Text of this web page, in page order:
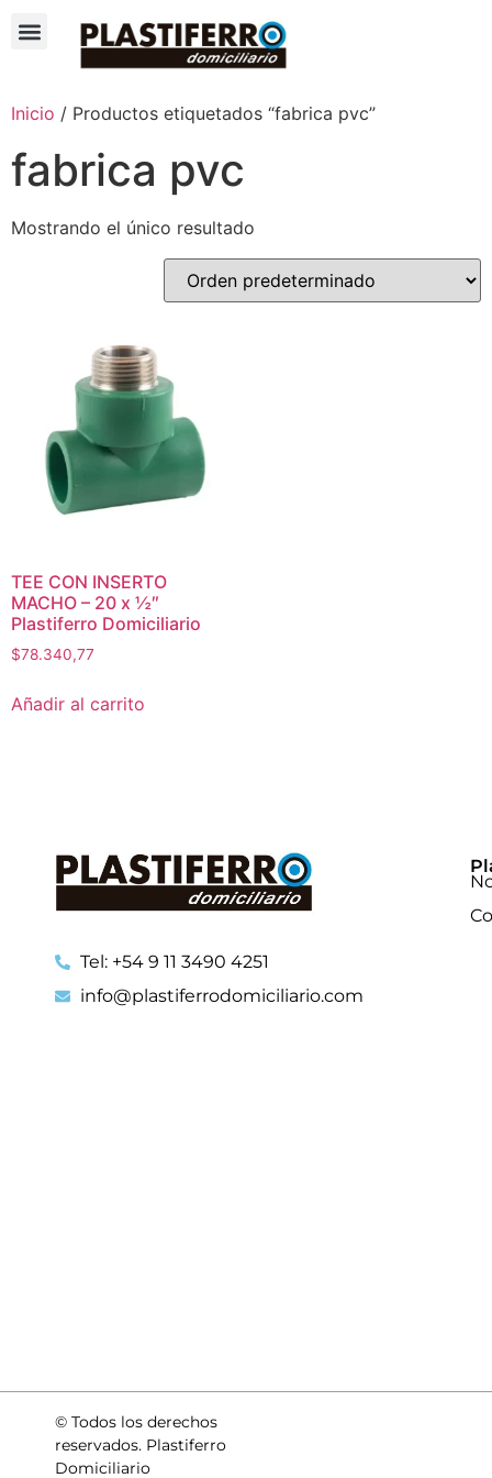
Inicio / Productos etiquetados “fabrica pvc”
fabrica pvc
Mostrando el único resultado
TEE CON INSERTO
MACHO – 20 x ½″
Plastiferro Domiciliario
$78.340,77
Añadir al carrito
Tel: +54 9 11 3490 4251
info@plastiferrodomiciliario.com
© Todos los derechos
reservados. Plastiferro
Domiciliario